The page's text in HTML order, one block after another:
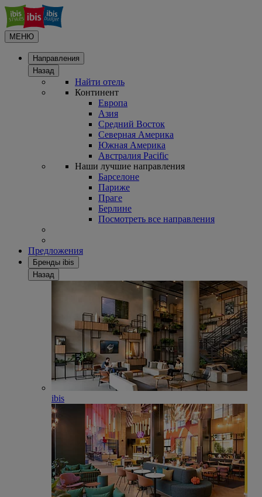
МЕНЮ
Направления
Назад
Найти отель
Континент
Европа
Азия
Средний Восток
Северная Америка
Южная Америка
Австралия Pacific
Наши лучшие направления
Барселоне
Париже
Праге
Берлине
Посмотреть все направления
Предложения
Бренды ibis
Назад
ibis